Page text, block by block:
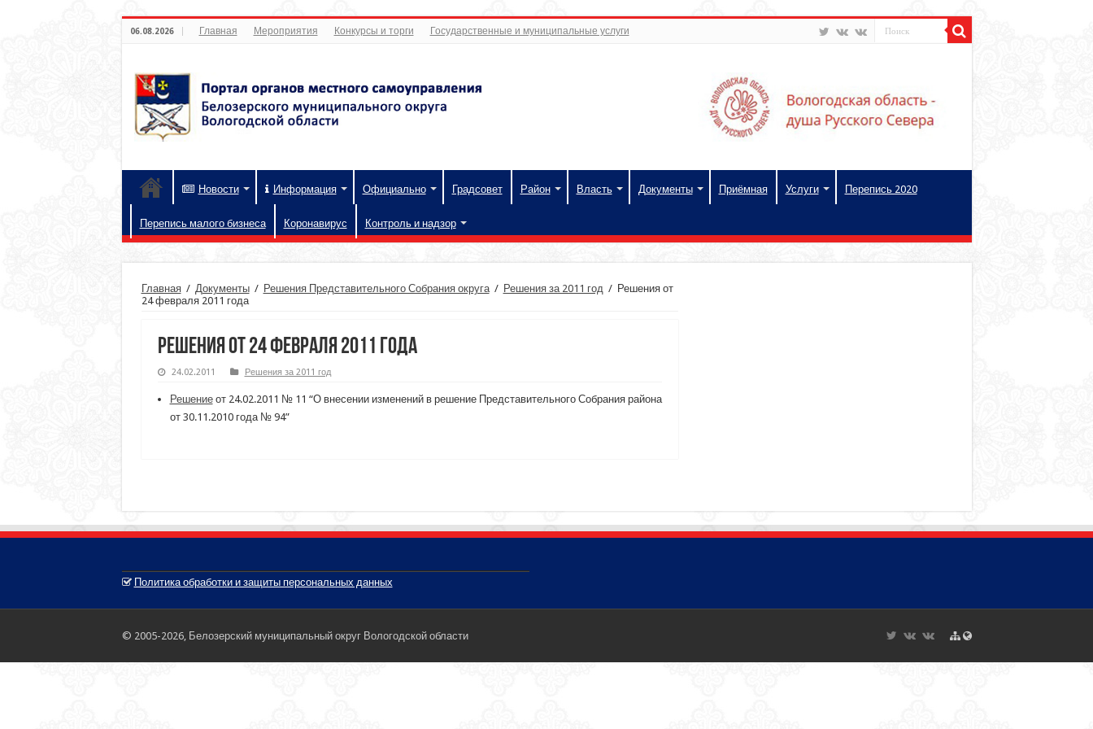
06.08.2026 Главная Мероприятия Конкурсы и торги Государственные и муниципальные услуги
Новости Информация Официально Градсовет Район Власть Документы Приёмная Услуги Перепись 2020
Перепись малого бизнеса Коронавирус Контроль и надзор
Главная / Документы / Решения Представительного Собрания округа / Решения за 2011 год / Решения от
24 февраля 2011 года
Решения от 24 февраля 2011 года
24.02.2011 Решения за 2011 год
Решениеот 24.02.2011 № 11 “О внесении изменений в решение Представительного Собрания района
от 30.11.2010 года № 94”
Политика обработки и защиты персональных данных
© 2005-2026, Белозерский муниципальный округ Вологодской области